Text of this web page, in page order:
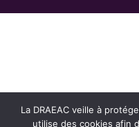
La DRAEAC veille à
utilise des cookies afin